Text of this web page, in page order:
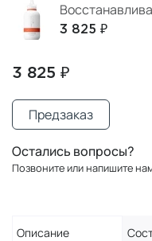
3 825 ₽
3 825 ₽
Предзаказ
Остались вопросы?
Позвоните или напишите
Описание